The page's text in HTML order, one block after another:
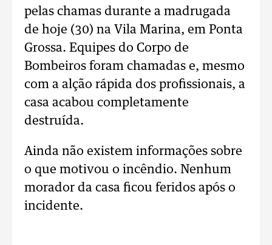
pelas chamas durante a madrugada
de hoje (30) na Vila Marina, em Ponta
Grossa. Equipes do Corpo de
Bombeiros foram chamadas e, mesmo
com a alção rápida dos profissionais, a
casa acabou completamente
destruída.
Ainda não existem informações sobre
o que motivou o incêndio. Nenhum
morador da casa ficou feridos após o
incidente.